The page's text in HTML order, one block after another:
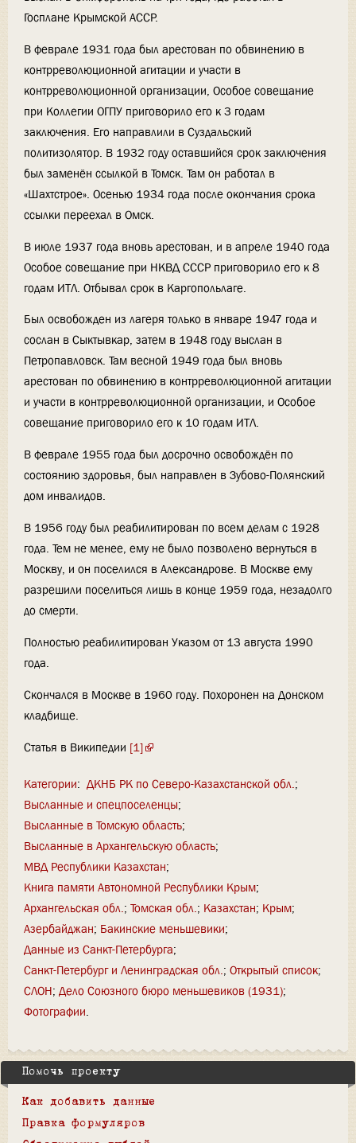
Госплане Крымской АССР.
В феврале 1931 года был арестован по обвинению в
контрреволюционной агитации и участи в
контрреволюционной организации, Особое совещание
при Коллегии ОГПУ приговорило его к 3 годам
заключения. Его направлили в Суздальский
политизолятор. В 1932 году оставшийся срок заключения
был заменён ссылкой в Томск. Там он работал в
«Шахтстрое». Осенью 1934 года после окончания срока
ссылки переехал в Омск.
В июле 1937 года вновь арестован, и в апреле 1940 года
Особое совещание при НКВД СССР приговорило его к 8
годам ИТЛ. Отбывал срок в Каргопольлаге.
Был освобожден из лагеря только в январе 1947 года и
сослан в Сыктывкар, затем в 1948 году выслан в
Петропавловск. Там весной 1949 года был вновь
арестован по обвинению в контрреволюционной агитации
и участи в контрреволюционной организации, и Особое
совещание приговорило его к 10 годам ИТЛ.
В феврале 1955 года был досрочно освобождён по
состоянию здоровья, был направлен в Зубово-Полянский
дом инвалидов.
В 1956 году был реабилитирован по всем делам с 1928
года. Тем не менее, ему не было позволено вернуться в
Москву, и он поселился в Александрове. В Москве ему
разрешили поселиться лишь в конце 1959 года, незадолго
до смерти.
Полностью реабилитирован Указом от 13 августа 1990
года.
Скончался в Москве в 1960 году. Похоронен на Донском
кладбище.
Статья в Википедии [1]
Категории: ДКНБ РК по Северо-Казахстанской обл.
Высланные и спецпоселенцы
Высланные в Томскую область
Высланные в Архангельскую область
МВД Республики Казахстан
Книга памяти Автономной Республики Крым
Архангельская обл. Томская обл. Казахстан Крым
Азербайджан Бакинские меньшевики
Данные из Санкт-Петербурга
Санкт-Петербург и Ленинградская обл. Открытый список
СЛОН Дело Союзного бюро меньшевиков (1931)
Фотографии
Помочь проекту
Как добавить данные
Правка формуляров